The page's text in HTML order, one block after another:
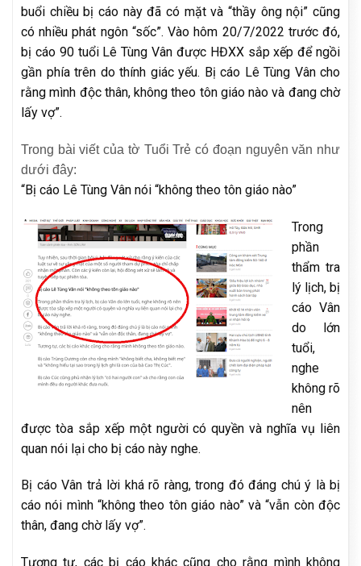
buổi chiều bị cáo này đã có mặt và “thầy ông nội” cũng
có nhiều phát ngôn “sốc”. Vào hôm 20/7/2022 trước đó,
bị cáo 90 tuổi Lê Tùng Vân được HĐXX sắp xếp để ngồi
gần phía trên do thính giác yếu. Bị cáo Lê Tùng Vân cho
rằng mình độc thân, không theo tôn giáo nào và đang chờ
lấy vợ”.
Trong bài viết của tờ Tuổi Trẻ có đoạn nguyên văn như
dưới đây:
“Bị cáo Lê Tùng Vân nói “không theo tôn giáo nào”
Trong
phần
thẩm tra
lý lịch, bị
cáo Vân
do lớn
tuổi,
nghe
không rõ
nên
được tòa sắp xếp một người có quyền và nghĩa vụ liên
quan nói lại cho bị cáo này nghe.
Bị cáo Vân trả lời khá rõ ràng, trong đó đáng chú ý là bị
cáo nói mình “không theo tôn giáo nào” và “vẫn còn độc
thân, đang chờ lấy vợ”.
Tương tự, các bị cáo khác cũng cho rằng mình không